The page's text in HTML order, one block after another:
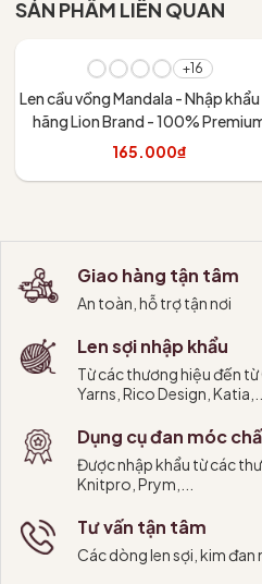
SẢN PHẨM LIÊN QUAN
+16
Len cầu vồng Mandala - Nhập
hãng Lion Brand - 100%
Acrylic - 150gram dài 173m
165.000₫
Giao hàng tận tâm
An toàn, hỗ trợ tận nơi
Len sợi nhập khẩu
Từ các thương hiệu đến từ
Yarns, Rico Design, Katia,...
Dụng cụ đan móc
Được nhập khẩu từ các
Knitpro, Prym,...
Tư vấn tận tâm
Các dòng len sợi, kim đan